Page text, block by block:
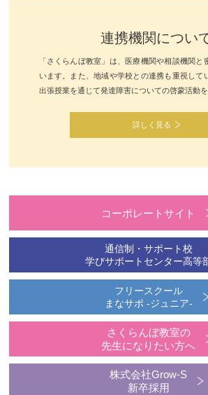
連携機関につい
「さくらんぼ教室」は、医療機関や相談機関と
います。また、地域や学校との連携も重視して
出張授業を通じて発達障害についての啓蒙活動を
詳しく見る
コーポレートサイト
通信制・サポート校
学びサポートセンター高等
フリースクール
まなサポ -ジュニア-
さくらんぼ教室の
先生になりたい方へ
株式会社Grow-S
新卒採用